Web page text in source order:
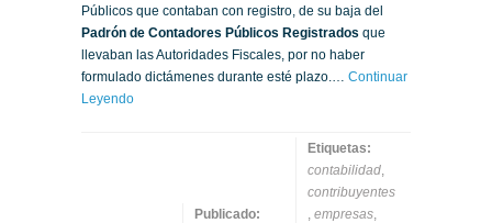
Públicos que contaban con registro, de su baja del
Padrón de Contadores Públicos Registrados que
llevaban las Autoridades Fiscales, por no haber
formulado dictámenes durante esté plazo.… Continuar
Leyendo
Publicado:
Etiquetas:
contabilidad
contribuyentes
empresas